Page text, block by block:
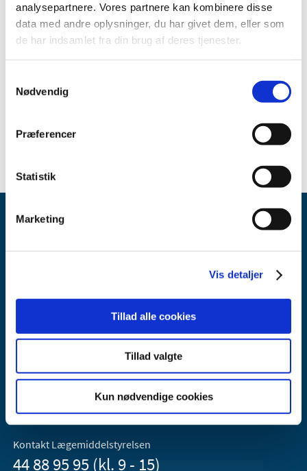
analysepartnere. Vores partnere kan kombinere disse
data med andre oplysninger, du har givet dem, eller som
de har indsamlet fra din brug af deres tjenester.
Nødvendig
Præferencer
Statistik
Marketing
Vis detaljer
Tillad alle cookies
Tillad valgte
Kun nødvendige cookies
Medicinsk udstyr
Sikkerhedsmeddelelse om Frazier Suction Handle
(pdf - 0,17
Lægemiddelstyrelsen
2300 København S
Lægemiddelstyrelsen er en del af
Sundheds- og Kirkeministeriet.
Kontakt Lægemiddelstyrelsen
44 88 95 95 (kl. 9 - 15)